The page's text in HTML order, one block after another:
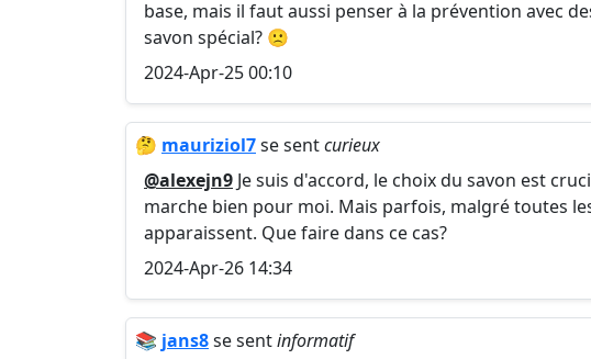
base, mais il faut aussi penser à la prévention avec
savon spécial? 🙁
2024-Apr-25 00:10
🤔 mauriziol7se sentcurieux
@alexejn9 Je suis d'accord, le choix du savon est
marche bien pour moi. Mais parfois, malgré toutes
apparaissent. Que faire dans ce cas?
2024-Apr-26 14:34
📚 jans8se sentinformatif